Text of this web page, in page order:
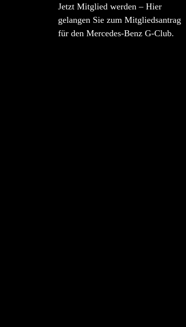
Jetzt Mitglied werden – Hier
gelangen Sie zum Mitgliedsantrag
für den Mercedes-Benz G-Club.